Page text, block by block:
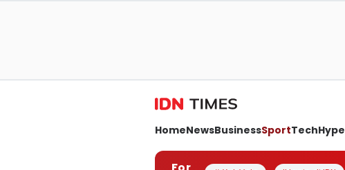
HomeNewsBusinessSportTechHype